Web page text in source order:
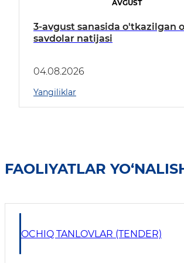
AVGUST
3-avgust sanasida o'tkazilgan
savdolar natijasi
04.08.2026
Yangiliklar
FAOLIYATLAR
OCHIQ TANLOVLAR (TENDER)